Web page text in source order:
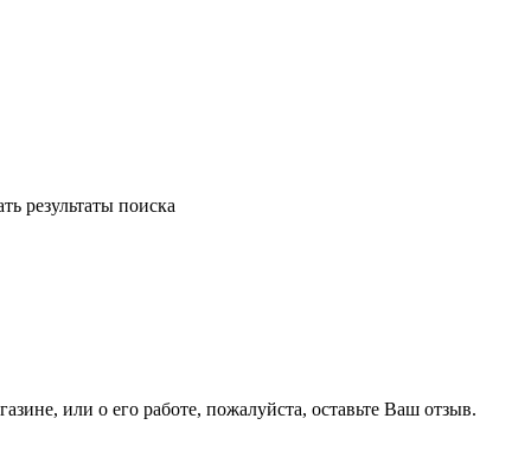
результаты поиска
или о его работе, пожалуйста, оставьте Ваш отзыв.